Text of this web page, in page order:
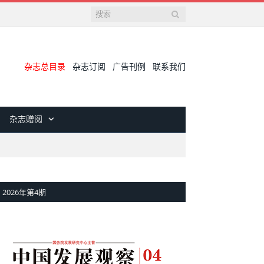
杂志总目录 杂志订阅 广告刊例 联系我们
杂志赠阅
2026年第4期